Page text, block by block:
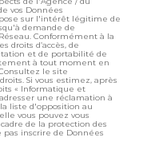
vos Données
sur l'intérêt légitime de
demande de
Conformément à la
droits d’accès, de
et de portabilité de
à tout moment en
le site
Si vous estimez, après
« Informatique et
une réclamation à
la liste d'opposition au
vous pouvez vous
de la protection des
pas inscrire de Données